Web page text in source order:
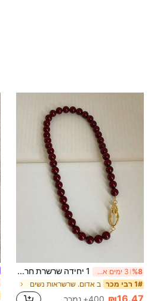
%8 3 ימים אחרונים 1 יחידה שרשרת חרוזי אגט אדום עמוק בסגנון צרפתי, שרשרת מצופה זהב לנשים, סגור כפול, שרשרת עגולה, מצופה זהב 14K, מתאימה לאביזרים יומיומיים ומסיבות, תכשיטי אופנה, מתנה לחברה הכי טובה
1# רבי מכר ב אדום. שרשראות נשים